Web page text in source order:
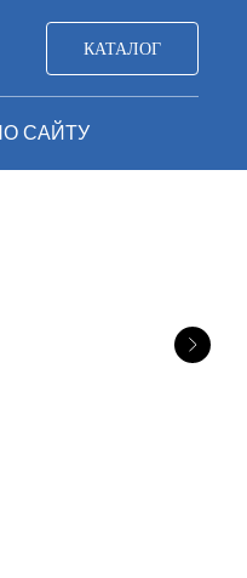
КАТАЛОГ
САЙТУ